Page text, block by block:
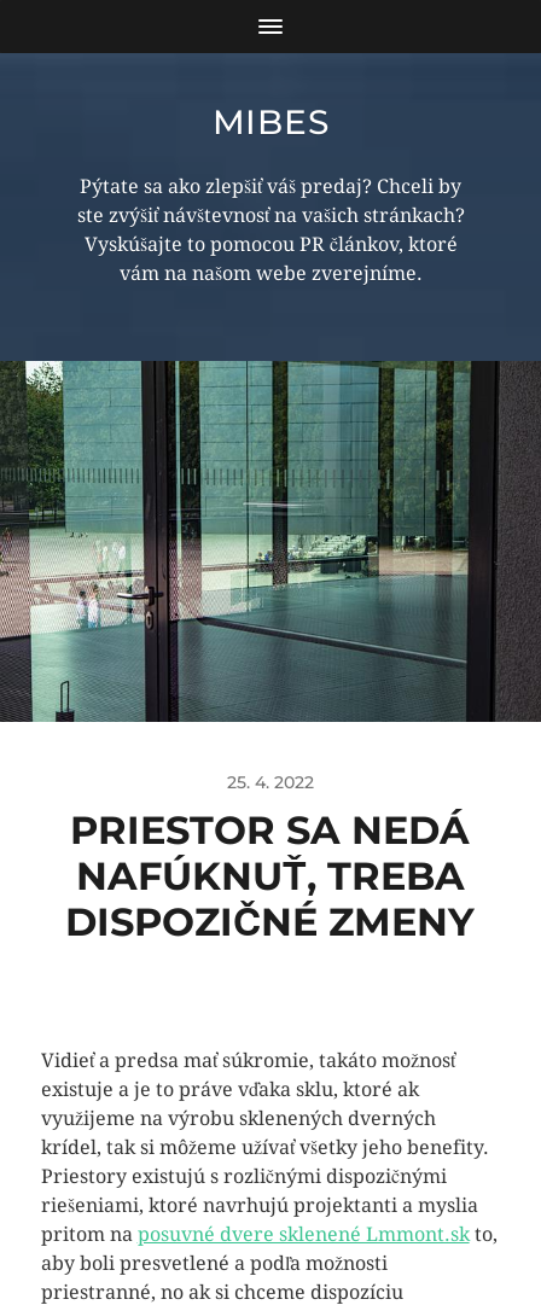
MIBES
Pýtate sa ako zlepšiť váš predaj? Chceli by
ste zvýšiť návštevnosť na vašich stránkach?
Vyskúšajte to pomocou PR článkov, ktoré
vám na našom webe zverejníme.
25. 4. 2022
PRIESTOR SA NEDÁ
NAFÚKNUŤ, TREBA
DISPOZIČNÉ ZMENY
Vidieť a predsa mať súkromie, takáto možnosť
existuje a je to práve vďaka sklu, ktoré ak
využijeme na výrobu sklenených dverných
krídel, tak si môžeme užívať všetky jeho benefity.
Priestory existujú s rozličnými dispozičnými
riešeniami, ktoré navrhujú projektanti a myslia
pritom na posuvné dvere sklenené Lmmont.skto,
aby boli presvetlené a podľa možnosti
priestranné, no ak si chceme dispozíciu